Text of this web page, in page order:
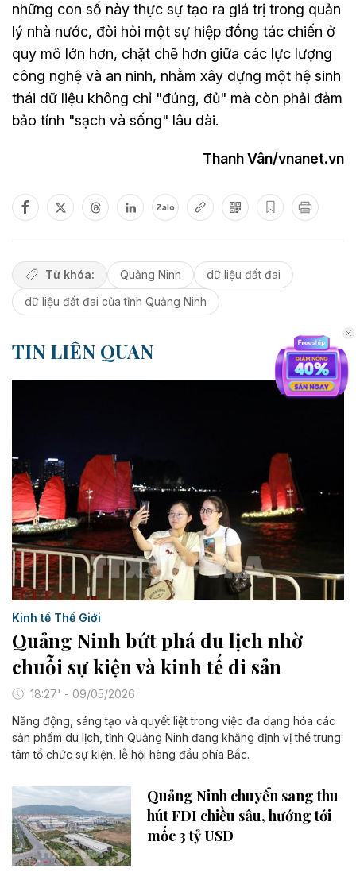
những con số này thực sự tạo ra giá trị trong quản
lý nhà nước, đòi hỏi một sự hiệp đồng tác chiến ở
quy mô lớn hơn, chặt chẽ hơn giữa các lực lượng
công nghệ và an ninh, nhằm xây dựng một hệ sinh
thái dữ liệu không chỉ "đúng, đủ" mà còn phải đảm
bảo tính "sạch và sống" lâu dài.
Thanh Vân/vnanet.vn
Zalo
Từ khóa: Quảng Ninh
dữ liệu đất đai
dữ liệu đất đai của tỉnh Quảng Ninh
TIN LIÊN QUAN
Kinh tế Thế Giới
Quảng Ninh bứt phá du lịch nhờ
chuỗi sự kiện và kinh tế di sản
18:27' - 09/05/2026
Năng động, sáng tạo và quyết liệt trong việc đa dạng hóa các
sản phẩm du lịch, tỉnh Quảng Ninh đang khẳng định vị thế trung
tâm tổ chức sự kiện, lễ hội hàng đầu phía Bắc.
Quảng Ninh chuyển sang thu
hút FDI chiều sâu, hướng tới
mốc 3 tỷ USD